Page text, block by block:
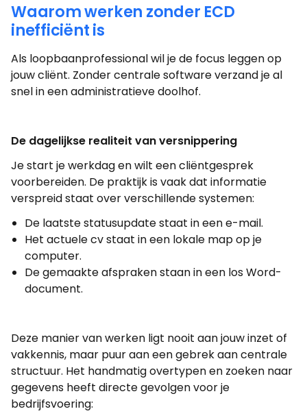
Waarom werken zonder ECD
inefficiënt is
Als loopbaanprofessional wil je de focus leggen op
jouw cliënt. Zonder centrale software verzand je al
snel in een administratieve doolhof.
De dagelijkse realiteit van versnippering
Je start je werkdag en wilt een cliëntgesprek
voorbereiden. De praktijk is vaak dat informatie
verspreid staat over verschillende systemen:
De laatste statusupdate staat in een e-mail.
Het actuele cv staat in een lokale map op je
computer.
De gemaakte afspraken staan in een los Word-
document.
Deze manier van werken ligt nooit aan jouw inzet of
vakkennis, maar puur aan een gebrek aan centrale
structuur. Het handmatig overtypen en zoeken naar
gegevens heeft directe gevolgen voor je
bedrijfsvoering: